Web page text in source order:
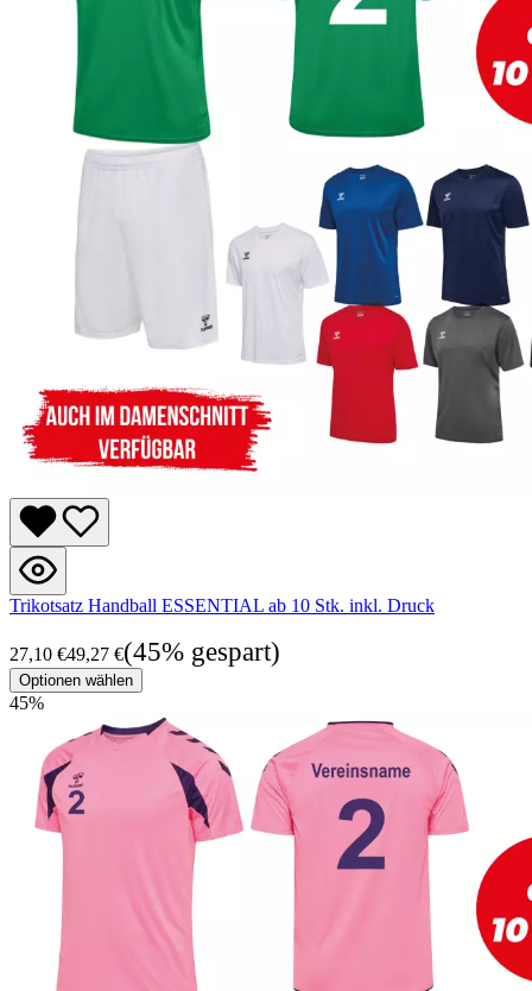
Trikotsatz Handball ESSENTIAL ab 10 Stk. inkl. Druck
27,10 €49,27 €(45% gespart)
Optionen wählen
45%